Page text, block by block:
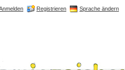
Registrieren Sprache ändern